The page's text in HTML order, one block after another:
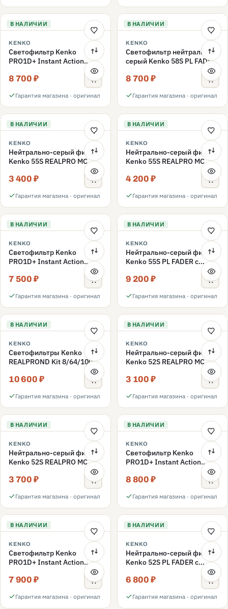
В НАЛИЧИИ
KENKO
Светофильтр Kenko
PRO1D+ Instant Action
Variable NDX3-450+C-PL
переменной плотности
8 700 ₽
Гарантия магазина · оригинал
В НАЛИЧИИ
KENKO
Светофильтр нейтрально-
серый Kenko 58S PL FADER
с переменной плотностью
ND3-ND400 58mm
8 700 ₽
Гарантия магазина · оригинал
В НАЛИЧИИ
KENKO
Нейтрально-серый фильтр
Kenko 55S REALPRO MC
3 400 ₽
Гарантия магазина · оригинал
В НАЛИЧИИ
KENKO
Нейтрально-серый фильтр
Kenko 55S REALPRO MC
4 200 ₽
Гарантия магазина · оригинал
В НАЛИЧИИ
KENKO
Светофильтр Kenko
PRO1D+ Instant Action
Variable NDX3-450+C-PLS
переменной плотности
7 500 ₽
Гарантия магазина · оригинал
В НАЛИЧИИ
KENKO
Нейтрально-серый фильтр
Kenko 55S PL FADER с
переменной плотностью
ND3-ND400 55mm
9 200 ₽
Гарантия магазина · оригинал
В НАЛИЧИИ
KENKO
Светофильтры Kenko
REALPROND Kit 8/64/1000
10 600 ₽
Гарантия магазина · оригинал
В НАЛИЧИИ
KENKO
Нейтрально-серый фильтр
Kenko 52S REALPRO MC
3 100 ₽
Гарантия магазина · оригинал
В НАЛИЧИИ
KENKO
Нейтрально-серый фильтр
Kenko 52S REALPRO MC
3 700 ₽
Гарантия магазина · оригинал
В НАЛИЧИИ
KENKO
Светофильтр Kenko
PRO1D+ Instant Action
Variable NDX3-450+C-PLS
переменной плотности
8 800 ₽
Гарантия магазина · оригинал
В НАЛИЧИИ
KENKO
Светофильтр Kenko
PRO1D+ Instant Action
Variable NDX3-450+C-PL
переменной плотности
7 900 ₽
Гарантия магазина · оригинал
В НАЛИЧИИ
KENKO
Нейтрально-серый фильтр
Kenko 52S PL FADER с
переменной плотностью
ND3-ND400 52mm
6 800 ₽
Гарантия магазина · оригинал